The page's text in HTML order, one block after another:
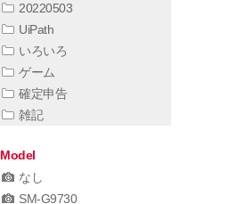
20220503
UiPath
いろいろ
ゲーム
確定申告
雑記
Model
なし
SM-G9730